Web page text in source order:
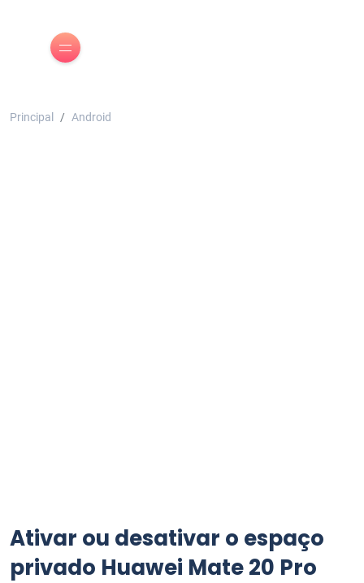
Principal Android
Ativar ou desativar o espaço
privado Huawei Mate 20 Pro